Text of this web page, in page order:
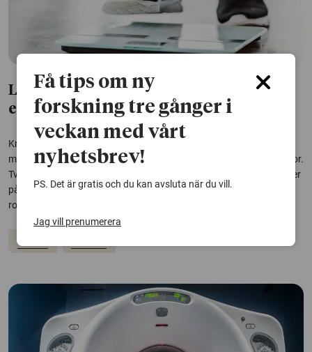
Ledtrådar till den lägre cancerrisken
efter viktkirurgi
Kraftig och varaktig viktminskning har tidigare kunnat kopplas till
minskad risk för cancer och cancerrelaterad död, främst hos kvinnor.
Två nya studier ger nu ledtrådar till varför risken minskar – och tyder
på att kön, ämnesomsättning och genetik kan spela en avgörande
roll.
Cancer
Få tips om ny
forskning tre gånger i
veckan med vårt
nyhetsbrev!
PS. Det är gratis och du kan avsluta när du vill.
Jag vill prenumerera